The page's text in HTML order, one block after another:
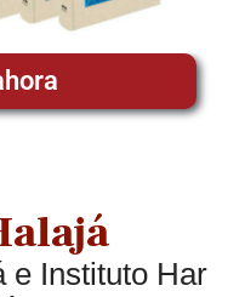
e Instituto Har